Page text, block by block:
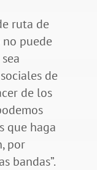
ruta de
puede
de
de los
que haga
por
bandas”.